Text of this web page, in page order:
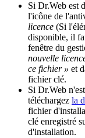
Si Dr.Web est
l'icône de
licence (Si
disponible, il
fenêtre du
nouvelle
ce fichier » et
fichier clé.
Si Dr.Web
téléchargez la
fichier
clé enregistré
d'installation.